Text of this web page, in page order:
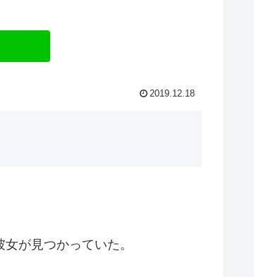
2019.12.18
が見つかっていた。